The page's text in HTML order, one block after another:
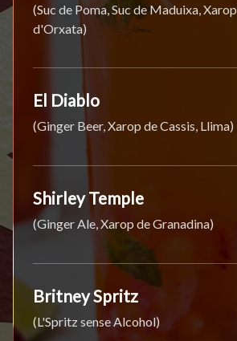
(Suc de Poma, Suc de Maduixa, Xarop
d'Orxata)
El Diablo
(Ginger Beer, Xarop de Cassis, Llima)
Shirley Temple
(Ginger Ale, Xarop de Granadina)
Britney Spritz
(L'Spritz sense Alcohol)